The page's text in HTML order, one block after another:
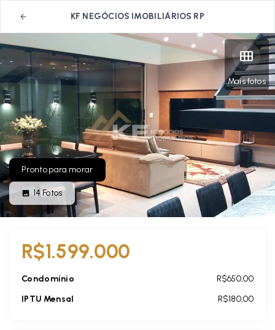
KF NEGÓCIOS IMOBILIÁRIOS RP
Mais fotos
Pronto para morar
14Fotos
R$1.599.000
Condomínio
R$650,00
IPTU Mensal
R$180,00